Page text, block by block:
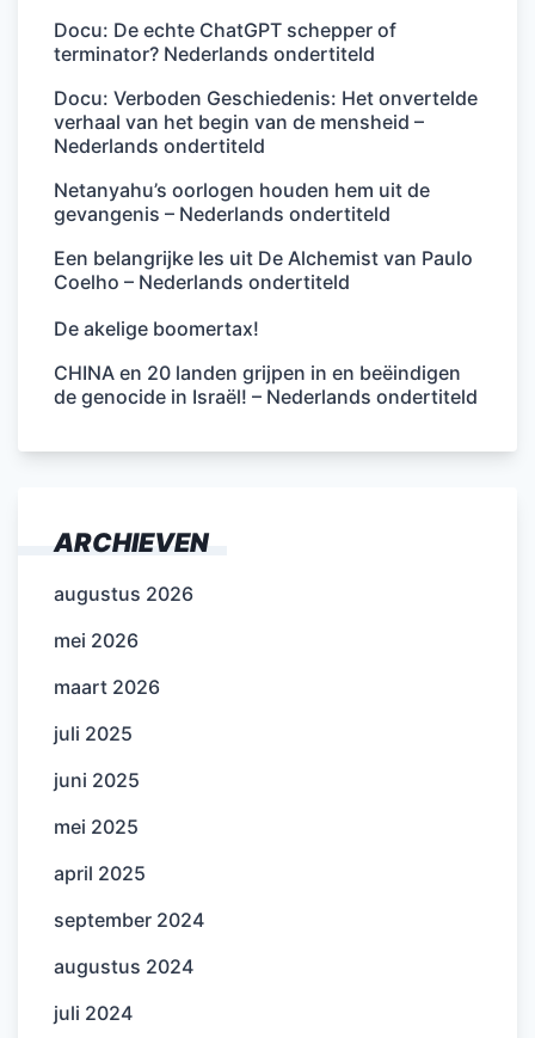
Docu: De echte ChatGPT schepper of
terminator? Nederlands ondertiteld
Docu: Verboden Geschiedenis: Het onvertelde
verhaal van het begin van de mensheid –
Nederlands ondertiteld
Netanyahu’s oorlogen houden hem uit de
gevangenis – Nederlands ondertiteld
Een belangrijke les uit De Alchemist van Paulo
Coelho – Nederlands ondertiteld
De akelige boomertax!
CHINA en 20 landen grijpen in en beëindigen
de genocide in Israël! – Nederlands ondertiteld
ARCHIEVEN
augustus 2026
mei 2026
maart 2026
juli 2025
juni 2025
mei 2025
april 2025
september 2024
augustus 2024
juli 2024